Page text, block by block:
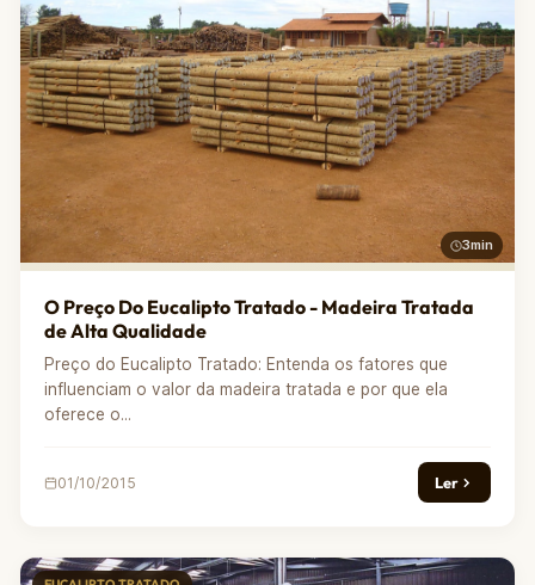
3min
O Preço Do Eucalipto Tratado - Madeira Tratada
de Alta Qualidade
Preço do Eucalipto Tratado: Entenda os fatores que
influenciam o valor da madeira tratada e por que ela
oferece o...
01/10/2015 Ler